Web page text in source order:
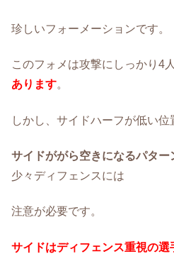
珍しいフォーメーションです。
このフォメは攻撃にしっかり4
あります。
しかし、サイドハーフが低い位
サイドががら空きになるパター
少々ディフェンスには
注意が必要です。
サイドはディフェンス重視の選